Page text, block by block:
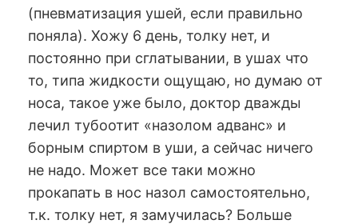
(пневматизация ушей, если правильно
поняла). Хожу 6 день, толку нет, и
постоянно при сглатывании, в ушах что
то, типа жидкости ощущаю, но думаю от
носа, такое уже было, доктор дважды
лечил тубоотит «назолом адванс» и
борным спиртом в уши, а сейчас ничего
не надо. Может все таки можно
прокапать в нос назол самостоятельно,
т.к. толку нет, я замучилась? Больше